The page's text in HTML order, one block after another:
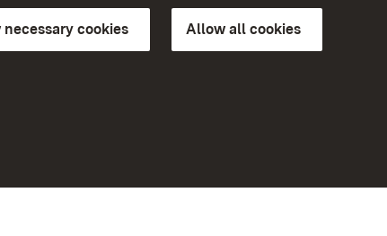
cookies Allow all cookies